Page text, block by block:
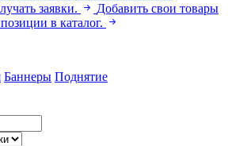
заявки.
Добавить свои товары
в каталог.
Баннеры Поднятие